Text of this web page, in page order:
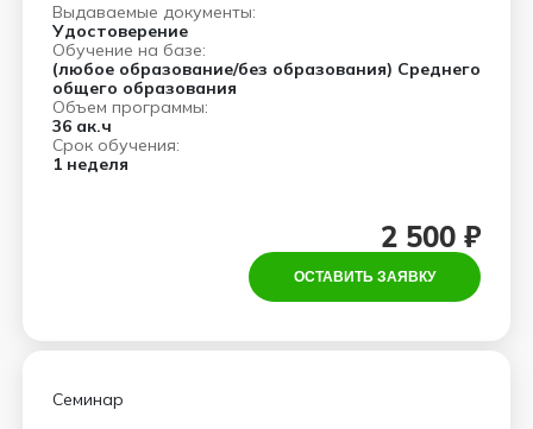
Выдаваемые документы:
Удостоверение
Обучение на базе:
(любое образование/без образования) Среднего
общего образования
Объем программы:
36 ак.ч
Срок обучения:
1 неделя
2 500 ₽
ОСТАВИТЬ ЗАЯВКУ
Семинар